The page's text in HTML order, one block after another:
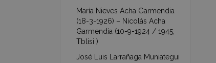
María Nieves Acha Garmendia
(18-3-1926) – Nicolás Acha
Garmendia (10-9-1924 / 1945,
Tblisi )
José Luis Larrañaga Muniategui